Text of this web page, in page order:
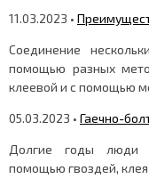
11.03.2023 •
Соединение
помощью разных
клеевой и с помощью
05.03.2023 • Гаечно-
Долгие годы люди
помощью гвоздей, клея